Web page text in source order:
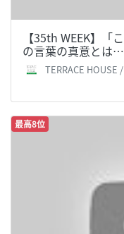
【35th WEEK】
の言葉の真意とは…
TERRACE HOUSE
最高8位